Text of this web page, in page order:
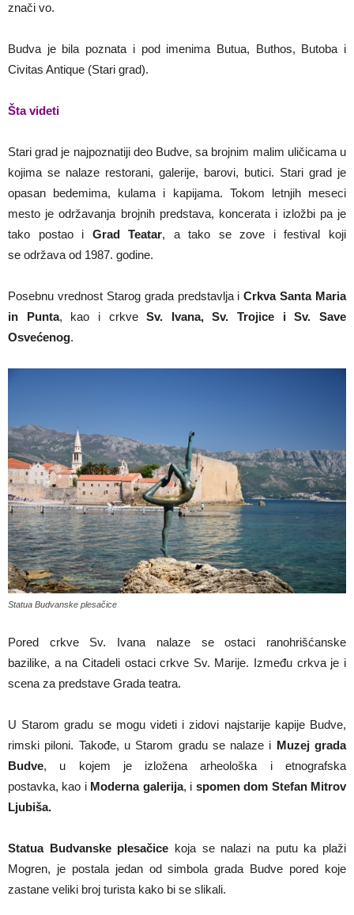
znači vo.
Budva je bila poznata i pod imenima Butua, Buthos, Butoba i
Civitas Antique (Stari grad).
Šta videti
Stari grad je najpoznatiji deo Budve, sa brojnim malim uličicama u
kojima se nalaze restorani, galerije, barovi, butici. Stari grad je
opasan bedemima, kulama i kapijama. Tokom letnjih meseci
mesto je održavanja brojnih predstava, koncerata i izložbi pa je
tako postao i Grad Teatar, a tako se zove i festival koji
se održava od 1987. godine.
Posebnu vrednost Starog grada predstavlja iCrkva Santa Maria
in Punta, kao i crkveSv. Ivana, Sv. Trojice i Sv. Save
Osvećenog.
Statua Budvanske plesačice
Pored crkve Sv. Ivana nalaze se ostaci ranohrišćanske
bazilike, a na Citadeli ostaci crkve Sv. Marije. Između crkva je i
scena za predstave Grada teatra.
U Starom gradu se mogu videti i zidovi najstarije kapije Budve,
rimski piloni. Takođe, u Starom gradu se nalaze i Muzej grada
Budve, u kojem je izložena arheološka i etnografska
postavka, kao i Moderna galerija, i spomen dom Stefan Mitrov
Ljubiša.
Statua Budvanske plesačice koja se nalazi na putu ka plaži
Mogren, je postala jedan od simbola grada Budve pored koje
zastane veliki broj turista kako bi se slikali.